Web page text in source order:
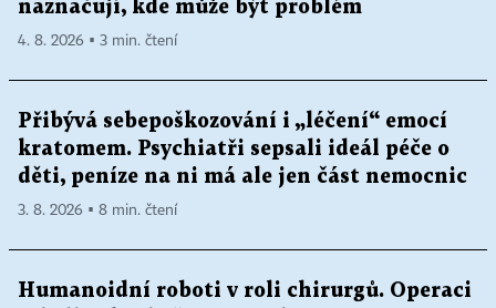
naznačují, kde může být problém
4. 8. 2026 ▪ 3 min. čtení
Přibývá sebepoškozování i „léčení“ emocí
kratomem. Psychiatři sepsali ideál péče o
děti, peníze na ni má ale jen část nemocnic
3. 8. 2026 ▪ 8 min. čtení
Humanoidní roboti v roli chirurgů. Operaci